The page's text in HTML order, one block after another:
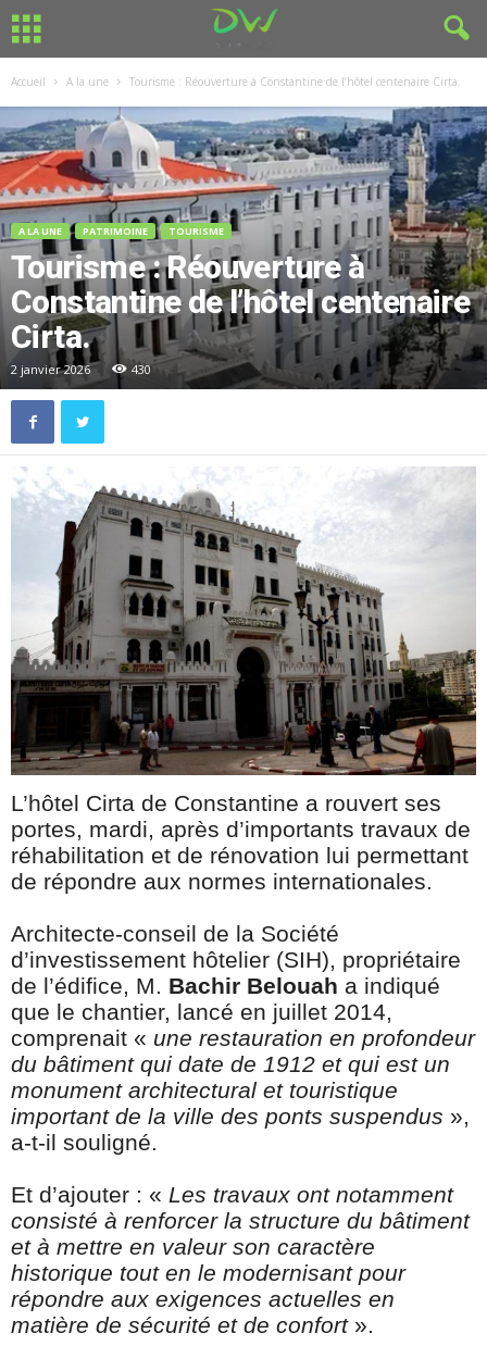
Accueil A la une Tourisme : Réouverture à Constantine de l’hôtel centenaire Cirta.
A LA UNE PATRIMOINE TOURISME
Tourisme : Réouverture à
Constantine de l’hôtel centenaire
Cirta.
2 janvier 2026 430
L’hôtel Cirta de Constantine a rouvert ses
portes, mardi, après d’importants travaux de
réhabilitation et de rénovation lui permettant
de répondre aux normes internationales.
Architecte-conseil de la Société
d’investissement hôtelier (SIH), propriétaire
de l’édifice, M. Bachir Belouah a indiqué
que le chantier, lancé en juillet 2014,
comprenait « une restauration en profondeur
du bâtiment qui date de 1912 et qui est un
monument architectural et touristique
important de la ville des ponts suspendus »,
a-t-il souligné.
Et d’ajouter : « Les travaux ont notamment
consisté à renforcer la structure du bâtiment
et à mettre en valeur son caractère
historique tout en le modernisant pour
répondre aux exigences actuelles en
matière de sécurité et de confort ».